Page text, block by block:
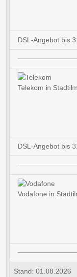
DSL-Angebot bis
Telekom in Stadtilm
DSL-Angebot bis
Vodafone in
Stand: 01.08.2026